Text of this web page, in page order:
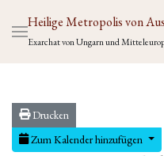
Heilige Metropolis von
Exarchat von Ungarn und
Drucken
Zum Kalender hinzufügen